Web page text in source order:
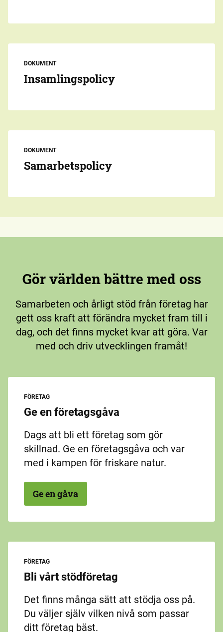
DOKUMENT
Insamlingspolicy
DOKUMENT
Samarbetspolicy
Gör världen bättre med oss
Samarbeten och årligt stöd från företag har
gett oss kraft att förändra mycket fram till i
dag, och det finns mycket kvar att göra. Var
med och driv utvecklingen framåt!
FÖRETAG
Ge en företagsgåva
Dags att bli ett företag som gör
skillnad. Ge en företagsgåva och var
med i kampen för friskare natur.
Ge en gåva
FÖRETAG
Bli vårt stödföretag
Det finns många sätt att stödja oss på.
Du väljer själv vilken nivå som passar
ditt företag bäst.